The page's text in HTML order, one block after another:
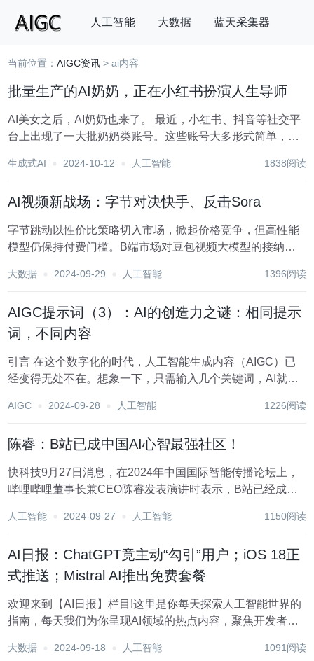
人工智能 大数据 蓝天采集器
搜索
当前位置：AIGC资讯 > ai内容
批量生产的AI奶奶，正在小红书扮演人生导师
AI美女之后，AI奶奶也来了。 最近，小红书、抖音等社交平
台上出现了一大批奶奶类账号。这些账号大多形式简单，一
词的清醒语录，就成了一个获赞不低的AI奶奶账号。 其
生成式AI 2024-10-12 人工智能 1838阅读
AI视频新战场：字节对决快手、反击Sora
字节跳动以性价比策略切入市场，掀起价格竞争，但高性能
模型仍保持付费门槛。B端市场对豆包视频大模型的接纳度
场由Sora引发的AI视频生成竞赛，如今迎来新的竞争者! 9月
大数据 2024-09-29 人工智能 1396阅读
AIGC提示词（3）：AI的创造力之谜：相同提示
词，不同内容
引言 在这个数字化的时代，人工智能生成内容（AIGC）已
经变得无处不在。想象一下，只需输入几个关键词，AI就能
里有个有趣的问题：如果我们给AI相同的提示词，它们生成
AIGC 2024-09-28 人工智能 1226阅读
陈睿：B站已成中国AI心智最强社区！
快科技9月27日消息，在2024年中国国际智能传播论坛上，
哔哩哔哩董事长兼CEO陈睿发表演讲时表示，B站已经成为
的内容，也是该平台上增长最快的科技领域。 据陈睿介绍，
人工智能 2024-09-27 人工智能 1150阅读
AI日报：​ChatGPT竟主动“勾引”用户；iOS 18正
式推送；Mistral AI推出免费套餐
欢迎来到【AI日报】栏目!这里是你每天探索人工智能世界的
指南，每天我们为你呈现AI领域的热点内容，聚焦开发者，
了解:https://top.aibase.com/ 1、ChatGPT突然给用户发消
大数据 2024-09-18 人工智能 1091阅读